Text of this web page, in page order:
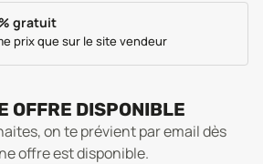
gratuit
prix que sur le site vendeur
OFFRE DISPONIBLE
on te prévient par email dès
offre est disponible.